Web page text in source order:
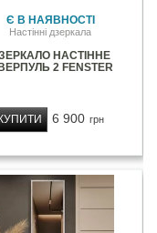
Є В НАЯВНОСТІ
Настінні дзеркала
НАСТІННЕ
2 FENSTER
6 900 грн